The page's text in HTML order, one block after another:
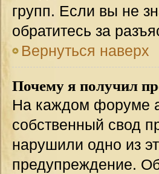
групп. Если вы не
обратитесь за
Вернуться наверх
Почему я получил
На каждом форуме
собственный свод
нарушили одно из
предупреждение.